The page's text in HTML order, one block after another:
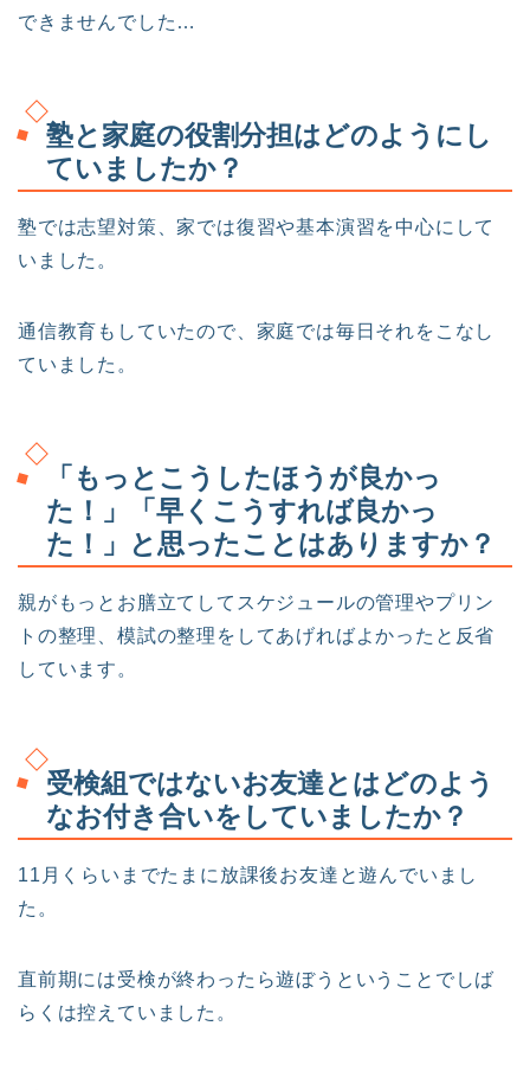
できませんでした…
塾と家庭の役割分担はどのようにし
ていましたか？
塾では志望対策、家では復習や基本演習を中心にして
いました。
通信教育もしていたので、家庭では毎日それをこなし
ていました。
「もっとこうしたほうが良かっ
た！」「早くこうすれば良かっ
た！」と思ったことはありますか？
親がもっとお膳立てしてスケジュールの管理やプリン
トの整理、模試の整理をしてあげればよかったと反省
しています。
受検組ではないお友達とはどのよう
なお付き合いをしていましたか？
11月くらいまでたまに放課後お友達と遊んでいまし
た。
直前期には受検が終わったら遊ぼうということでしば
らくは控えていました。